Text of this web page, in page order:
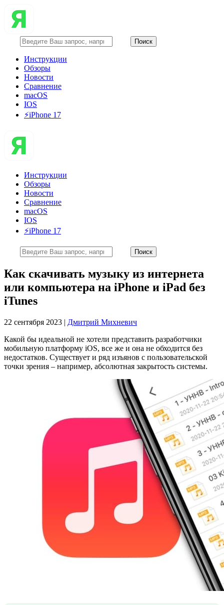
Инструкции
Обзоры
Новости
Сравнение
macOS
IOS
⚡️iPhone 17
Инструкции
Обзоры
Новости
Сравнение
macOS
IOS
⚡️iPhone 17
Как скачивать музыку из интернета
или компьютера на iPhone и iPad без
iTunes
22 сентября 2023 | Дмитрий Михневич
Какой бы идеальной не хотели представить разработчики
мобильную платформу iOS, все же и она не обходится без
недостатков. Существует и ряд изъянов с пользовательской
точки зрения – например, абсолютная закрытость системы.